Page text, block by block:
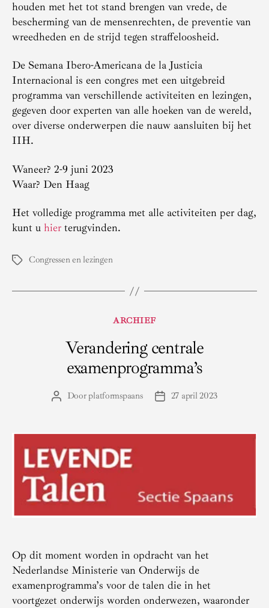
houden met het tot stand brengen van vrede, de
bescherming van de mensenrechten, de preventie van
wreedheden en de strijd tegen straffeloosheid.
De Semana Ibero-Americana de la Justicia
Internacional is een congres met een uitgebreid
programma van verschillende activiteiten en lezingen,
gegeven door experten van alle hoeken van de wereld,
over diverse onderwerpen die nauw aansluiten bij het
IIH.
Waneer? 2-9 juni 2023
Waar? Den Haag
Het volledige programma met alle activiteiten per dag,
kunt u hier terugvinden.
Tags Congressen en lezingen
Categorieën
ARCHIEF
Verandering centrale
examenprogramma’s
Berichtauteur
Doorplatformspaans Berichtdatum
27 april 2023
Op dit moment worden in opdracht van het
Nederlandse Ministerie van Onderwijs de
examenprogramma’s voor de talen die in het
voortgezet onderwijs worden onderwezen, waaronder